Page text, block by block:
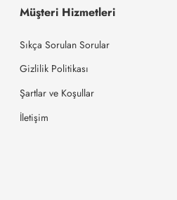
Müşteri Hizmetleri
Sıkça Sorulan Sorular
Gizlilik Politikası
Şartlar ve Koşullar
İletişim